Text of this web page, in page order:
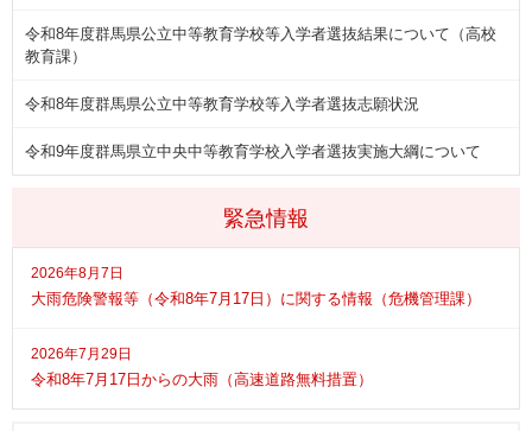
緊急情報
2026年8月7日
大雨危険警報等（令和8年7月17日）に関する情報（危機管理課）
2026年7月29日
令和8年7月17日からの大雨（高速道路無料措置）
令和8年度群馬県公立中等教育学校等入学者選抜結果について（高校
教育課）
令和8年度群馬県公立中等教育学校等入学者選抜志願状況
令和9年度群馬県立中央中等教育学校入学者選抜実施大綱について